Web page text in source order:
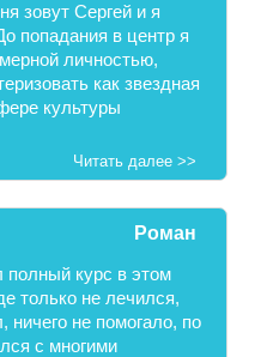
зовут Сергей и я
попадания в центр я
личностью,
как звездная
культуры
Читать далее >>
Роман
полный курс в этом
только не лечился,
ничего не помогало, по
с многими